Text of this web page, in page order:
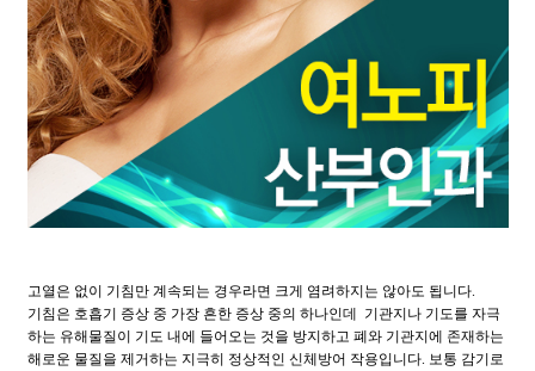
고열은 없이 기침만 계속되는 경우라면 크게 염려하지는 않아도 됩니다.
기침은 호흡기 증상 중 가장 흔한 증상 중의 하나인데 기관지나 기도를 자극
하는 유해물질이 기도 내에 들어오는 것을 방지하고 폐와 기관지에 존재하는
해로운 물질을 제거하는 지극히 정상적인 신체방어 작용입니다. 보통 감기로